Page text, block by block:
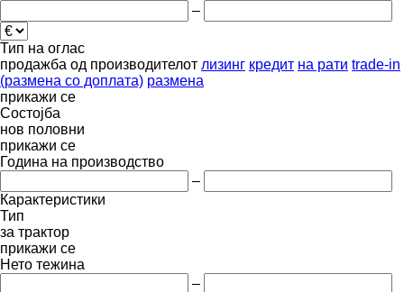
–
Тип на оглас
продажба од производителот лизинг кредит на рати trade-in
(размена со доплата) размена
прикажи се
Состојба
нов половни
прикажи се
Година на производство
–
Карактеристики
Тип
за трактор
прикажи се
Нето тежина
–